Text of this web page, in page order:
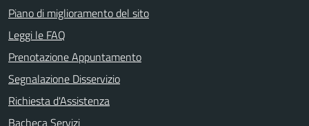
Piano di miglioramento del sito
Leggi le FAQ
Prenotazione Appuntamento
Segnalazione Disservizio
Richiesta d'Assistenza
Bacheca Servizi